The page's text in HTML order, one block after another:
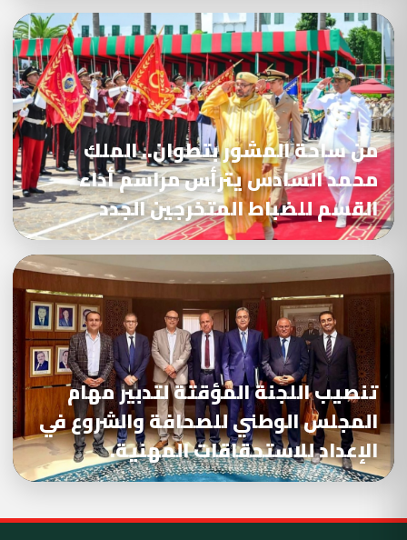
من ساحة المشور بتطوان.. الملك
محمد السادس يترأس مراسم أداء
القسم للضباط المتخرجين الجدد
تنصيب اللجنة المؤقتة لتدبير مهام
المجلس الوطني للصحافة والشروع في
الإعداد للاستحقاقات المهنية.